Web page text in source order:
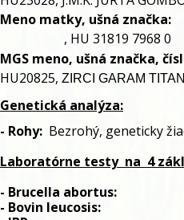
Meno matky, ušná značka:
, HU 31819 7968 0
MGS meno, ušná značka,
HU20825, ZIRCI GARAM
Genetická analýza:
- Rohy: Bezrohý, geneticky
Laboratórne testy na 4
- Brucella
- Bovin